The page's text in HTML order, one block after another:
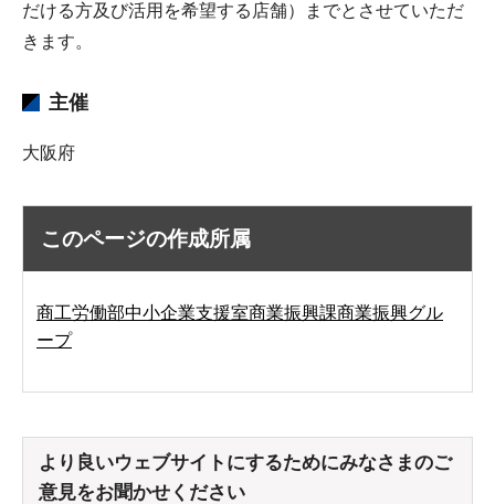
だける方及び活用を希望する店舗）までとさせていただ
きます。
主催
大阪府
このページの作成所属
商工労働部中小企業支援室商業振興課商業振興グル
ープ
より良いウェブサイトにするためにみなさまのご
意見をお聞かせください